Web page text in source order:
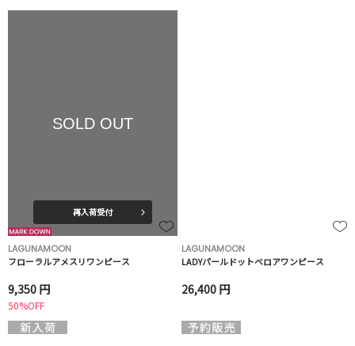
SOLD OUT
再入荷受付
LAGUNAMOON
フローラルアメスリワンピース
9,350 円
50%OFF
LAGUNAMOON
LADYパールドットベロアワンピース
26,400 円